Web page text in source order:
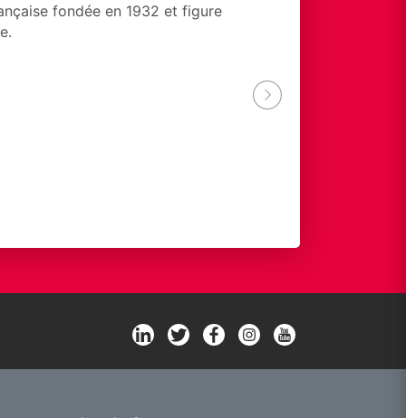
fondée en 1932 et figure